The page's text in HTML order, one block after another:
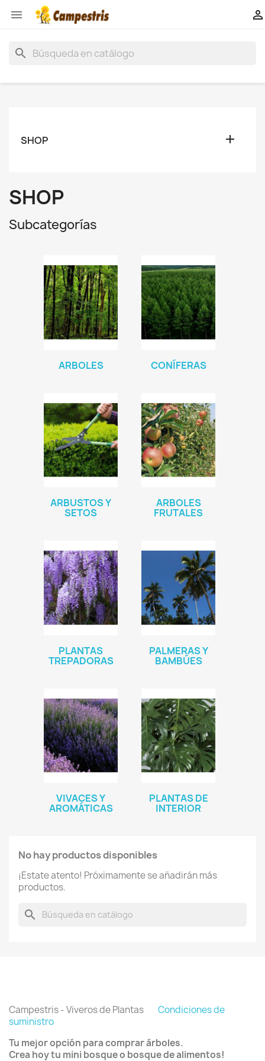
 
search
SHOP 
SHOP
Subcategorías
ARBOLES CONÍFERAS
ARBUSTOS Y
SETOS
ARBOLES
FRUTALES
PLANTAS
TREPADORAS
PALMERAS Y
BAMBÚES
VIVACES Y
AROMÁTICAS
PLANTAS DE
INTERIOR
No hay productos disponibles
¡Estate atento! Próximamente se añadirán más
productos.
search
Campestris - Viveros de Plantas Condiciones de
suministro
Tu mejor opción para comprar árboles.
Crea hoy tu mini bosque o bosque de alimentos!